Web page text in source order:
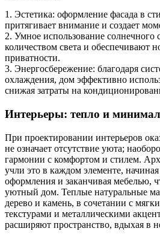
1. Эстетика: оформление фасада в
притягивает внимание и создает
2. Умное использование солнечного
количеством света и обеспечивают
приватности.
3. Энергосбережение: благодаря
охлаждения, дом эффективно
снижая затраты на
Интерьеры: тепло и
При проектировании интерьеров
не означает отсутствие уюта;
гармонии с комфортом и стилем.
учли это в каждом элементе,
оформления и заканчивая мебелью,
уютный дом. Теплые натуральные
дерево и камень, в сочетании с
текстурами и металлическими
расширяют пространство, вдыхая в